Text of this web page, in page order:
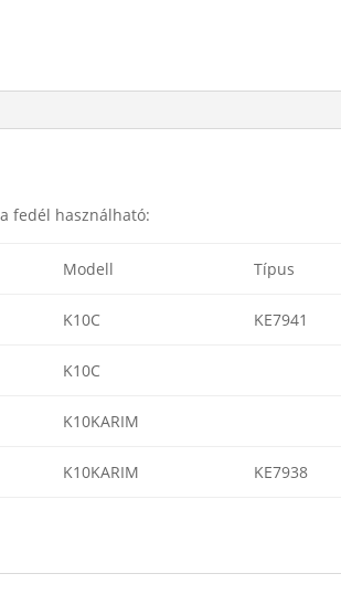
fedél használható:
Modell Típus
K10C KE7941
K10C
K10KARIM
K10KARIM KE7938